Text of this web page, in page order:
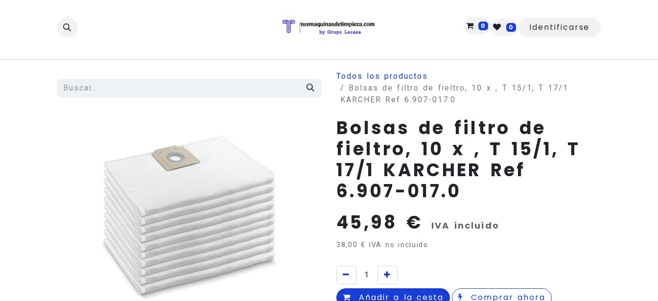
0 0 Identificarse
Todos los productos
Bolsas de filtro de fieltro, 10 x , T 15/1, T 17/1
KARCHER Ref 6.907-017.0
Bolsas de filtro de
fieltro, 10 x , T 15/1, T
17/1 KARCHER Ref
6.907-017.0
45,98 € IVA incluido
38,00 € IVA no incluido
Añadir a la cesta
Comprar ahora